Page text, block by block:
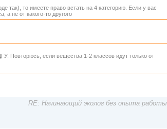
так), то имеете право встать на 4 категорию. Если у вас
а не от какого-то другого
Повторюсь, если вещества 1-2 классов идут только от
RE: Начинающий эколог без опыта работы